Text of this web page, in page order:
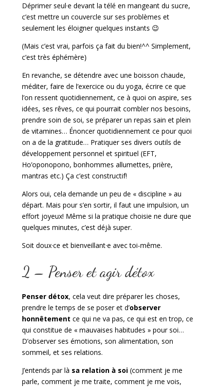
Déprimer seul·e devant la télé en mangeant du sucre,
c’est mettre un couvercle sur ses problèmes et
seulement les éloigner quelques instants 😉
(Mais c’est vrai, parfois ça fait du bien!^^ Simplement,
c’est très éphémère)
En revanche, se détendre avec une boisson chaude,
méditer, faire de l’exercice ou du yoga, écrire ce que
l’on ressent quotidiennement, ce à quoi on aspire, ses
idées, ses rêves, ce qui pourrait combler nos besoins,
prendre soin de soi, se préparer un repas sain et plein
de vitamines… Énoncer quotidiennement ce pour quoi
on a de la gratitude… Pratiquer ses divers outils de
développement personnel et spirituel (EFT,
Ho’oponopono, bonhommes allumettes, prière,
mantras etc.) Ça c’est constructif!
Alors oui, cela demande un peu de « discipline » au
départ. Mais pour s’en sortir, il faut une impulsion, un
effort joyeux! Même si la pratique choisie ne dure que
quelques minutes, c’est déjà super.
Soit doux·ce et bienveillant·e avec toi-même.
2 – Penser et agir détox
Penser détox, cela veut dire préparer les choses,
prendre le temps de se poser et d’observer
honnêtement ce qui ne va pas, ce qui est en trop, ce
qui constitue de « mauvaises habitudes » pour soi…
D’observer ses émotions, son alimentation, son
sommeil, et ses relations.
J’entends par là sa relation à soi (comment je me
parle, comment je me traite, comment je me vois,